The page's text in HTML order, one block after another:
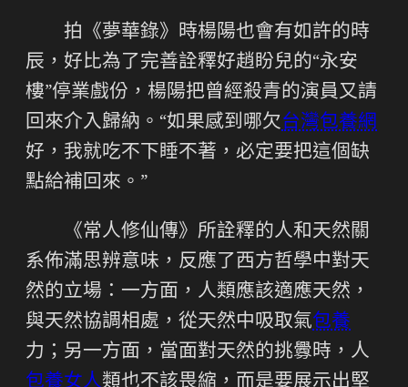
拍《夢華錄》時楊陽也會有如許的時
辰，好比為了完善詮釋好趙盼兒的“永安
樓”停業戲份，楊陽把曾經殺青的演員又請
回來介入歸納。“如果感到哪欠台灣包養網
好，我就吃不下睡不著，必定要把這個缺
點給補回來。”
《常人修仙傳》所詮釋的人和天然關
系佈滿思辨意味，反應了西方哲學中對天
然的立場：一方面，人類應該適應天然，
與天然協調相處，從天然中吸取氣包養
力；另一方面，當面對天然的挑釁時，人
包養女人類也不該畏縮，而是要展示出堅